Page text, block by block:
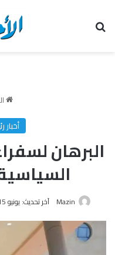
أخبار
البرهان
Mazin آخر تحديث: يونيو 15, 2026